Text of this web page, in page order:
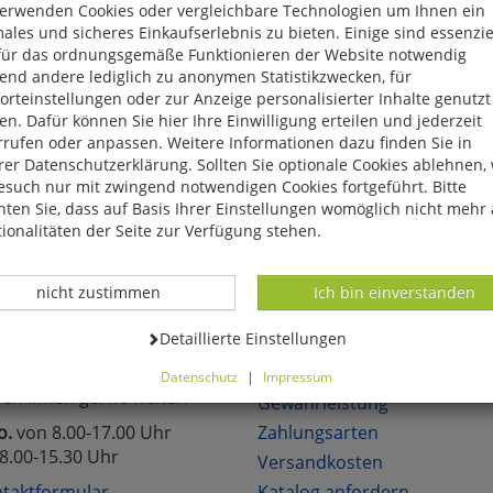
das Produkt oder die Kategorie, die Sie versucht haben zu
uns, wenn Sie sich in unserem Onlineshop mit unseren
neue Angebote Über 6.000 lieferbare
Fragen?
Ihnen gerne weiter.
von 8.00-17.00 Uhr
15.30 Uhr
KUNDENSERVICE
Über uns
Gewährleistung
Zahlungsarten
Versandkosten
Cookies oder vergleichbare Technologien um Ihnen ein
und sicheres Einkaufserlebnis zu bieten. Einige sind
das ordnungsgemäße Funktionieren der Website notwendig
andere lediglich zu anonymen Statistikzwecken, für
oder zur Anzeige personalisierter Inhalte genutzt
Dafür können Sie hier Ihre Einwilligung erteilen und jederzeit
oder anpassen. Weitere Informationen dazu finden Sie in
Datenschutzerklärung. Sollten Sie optionale Cookies ablehnen,
nur mit zwingend notwendigen Cookies fortgeführt. Bitte
Sie, dass auf Basis Ihrer Einstellungen womöglich nicht mehr
der Seite zur Verfügung stehen.
Datenverarbeitung -
Ich bin einverstanden
Datenverarbeitung -
nicht zustimmen
Datenverarbeitung -
Detaillierte Einstellungen
Datenschutz | Impressum
ablehnen, wird Ihr Besuch nur mit zwingend notwendigen
Bitte beachten Sie, dass auf Basis Ihrer Einstellungen
alle Funktionalitäten der Seite zur Verfügung stehen.
können Sie die Einstellungen jederzeit widerrufen